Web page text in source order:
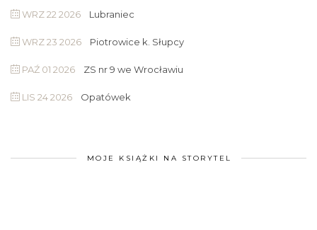
WRZ 22 2026 Lubraniec
WRZ 23 2026 Piotrowice k. Słupcy
PAŹ 01 2026 ZS nr 9 we Wrocławiu
LIS 24 2026 Opatówek
MOJE KSIĄŻKI NA STORYTEL